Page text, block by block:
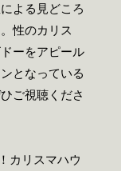
よる見どころ
性のカリス
ーをアピール
となっている
ご視聴くださ
カリスマハウ